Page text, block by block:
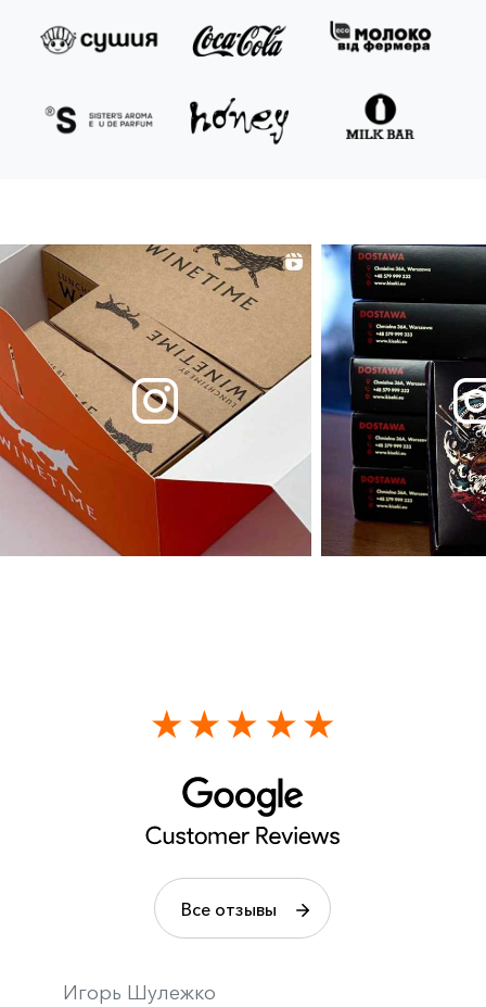
Все отзывы
Игорь Шулежко